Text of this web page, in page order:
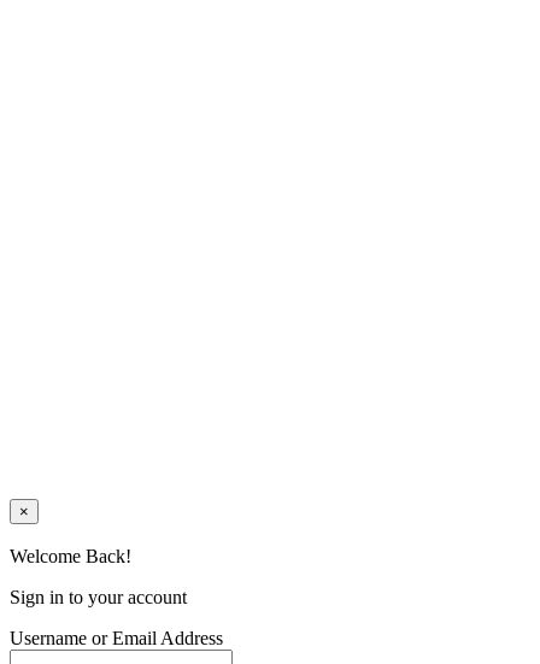
×
Welcome Back!
Sign in to your account
Username or Email Address